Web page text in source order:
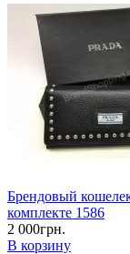
Брендовый
комплекте 1586
2 000грн.
В корзину